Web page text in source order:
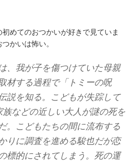
めてのおつかいが好きで見ていま
かいは怖い。
、我が子を傷つけていた母親
材する過程で「トミーの呪
説を知る。こどもが失踪して
族などの近しい大人が謎の死を
。こどもたちの間に流布する
りに調査を進める駿也だが恋
標的にされてしまう。死の運